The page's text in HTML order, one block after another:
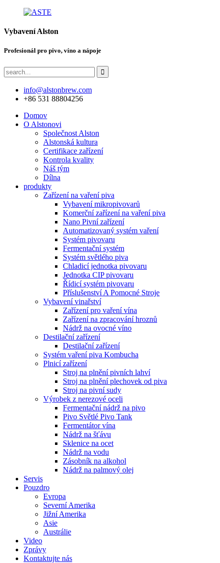
Vybavení Alston
Profesionál pro pivo, víno a nápoje
info@alstonbrew.com
+86 531 88804256
Domov
O Alstonovi
Společnost Alston
Alstonská kultura
Certifikace zařízení
Kontrola kvality
Náš tým
Dílna
produkty
Zařízení na vaření piva
Vybavení mikropivovarů
Komerční zařízení na vaření piva
Nano Pivní zařízení
Automatizovaný systém vaření
Systém pivovaru
Fermentační systém
Systém světlého piva
Chladicí jednotka pivovaru
Jednotka CIP pivovaru
Řídicí systém pivovaru
Příslušenství A Pomocné Stroje
Vybavení vinařství
Zařízení pro vaření vína
Zařízení na zpracování hroznů
Nádrž na ovocné víno
Destilační zařízení
Destilační zařízení
Systém vaření piva Kombucha
Plnicí zařízení
Stroj na plnění pivních lahví
Stroj na plnění plechovek od piva
Stroj na pivní sudy
Výrobek z nerezové oceli
Fermentační nádrž na pivo
Pivo Světlé Pivo Tank
Fermentátor vína
Nádrž na šťávu
Sklenice na ocet
Nádrž na vodu
Zásobník na alkohol
Nádrž na palmový olej
Servis
Pouzdro
Evropa
Severní Amerika
Jižní Amerika
Asie
Austrálie
Video
Zprávy
Kontaktujte nás